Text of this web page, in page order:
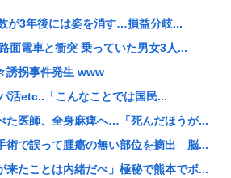
が3年後には姿を消す…損益分岐...
面電車と衝突 乗っていた男女3人...
誘拐事件発生 www
活etc..「こんなことでは国民...
た医師、全身麻痺へ…「死んだほうが...
術で誤って腫瘍の無い部位を摘出 脳...
来たことは内緒だべ」極秘で熊本でボ...